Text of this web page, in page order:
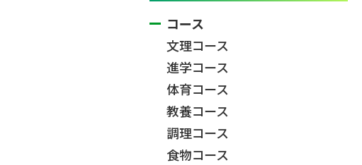
コース
文理コース
進学コース
体育コース
教養コース
調理コース
食物コース